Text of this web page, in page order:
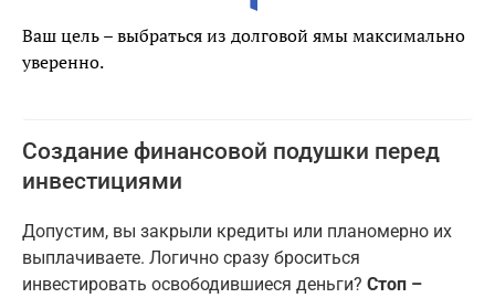
Ваш цель – выбраться из долговой ямы максимально
уверенно.
Создание финансовой подушки перед
инвестициями
Допустим, вы закрыли кредиты или планомерно их
выплачиваете. Логично сразу броситься
инвестировать освободившиеся деньги? Стоп –